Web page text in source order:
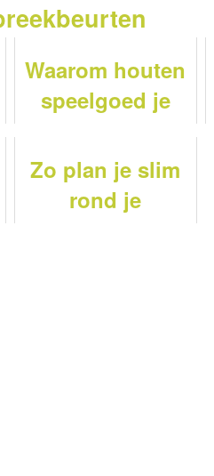
Waarom houten
speelgoed je
rekenvaardigheid
in 2026: van
telraam tot
Zo plan je slim
rond je